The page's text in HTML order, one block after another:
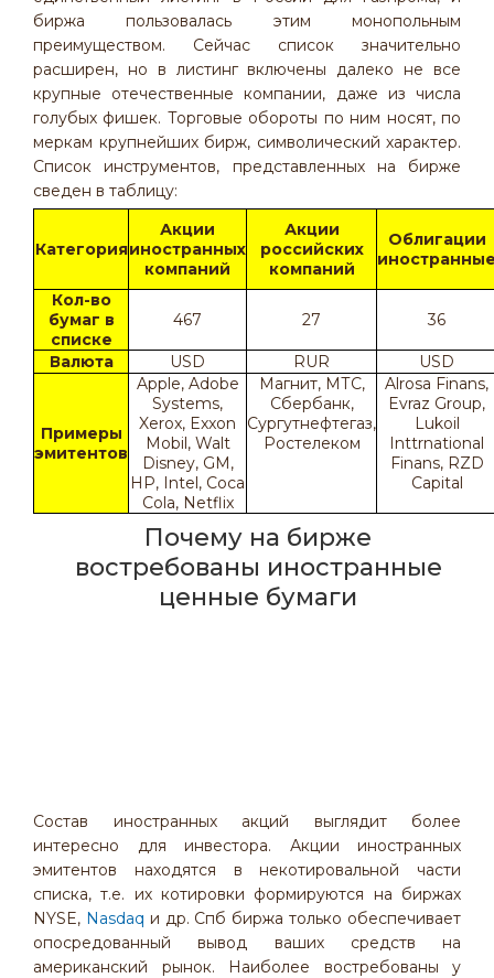
биржа пользовалась этим монопольным
преимуществом. Сейчас список значительно
расширен, но в листинг включены далеко не все
крупные отечественные компании, даже из числа
голубых фишек. Торговые обороты по ним носят, по
меркам крупнейших бирж, символический характер.
Список инструментов, представленных на бирже
сведен в таблицу:
Категория
Акции
иностранных
компаний
Акции
российских
компаний
Облигации
Кол-во
бумаг в
списке
467 27 36
Валюта USD RUR USD
Примеры
эмитентов
Apple, Adobe
Systems,
Xerox, Exxon
Mobil, Walt
Disney, GM,
HP, Intel, Coca
Cola, Netflix
Магнит, МТС,
Сбербанк,
Сургутнефтегаз,
Ростелеком
Alrosa Finans,
Evraz Group,
Lukoil
Inttrnational
Finans, RZD
Capital
Почему на бирже
востребованы иностранные
ценные бумаги
Состав иностранных акций выглядит более
интересно для инвестора. Акции иностранных
эмитентов находятся в некотировальной части
списка, т.е. их котировки формируются на биржах
NYSE, Nasdaq и др. Спб биржа только обеспечивает
опосредованный вывод ваших средств на
американский рынок. Наиболее востребованы у